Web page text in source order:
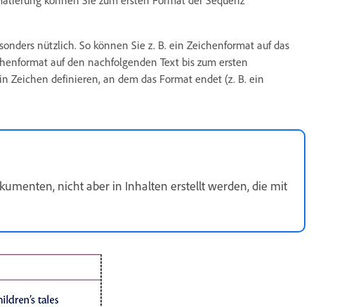
nützlich. So können Sie z. B. ein Zeichenformat auf das
auf den nachfolgenden Text bis zum ersten
Zeichen definieren, an dem das Format endet (z. B. ein
nicht aber in Inhalten erstellt werden, die mit